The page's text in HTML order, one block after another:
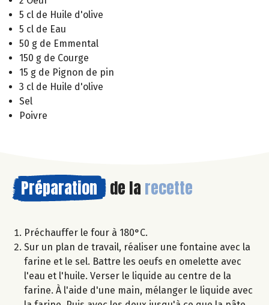
5 cl de Huile d'olive
5 cl de Eau
50 g de Emmental
150 g de Courge
15 g de Pignon de pin
3 cl de Huile d'olive
Sel
Poivre
Préparation de la recette
Préchauffer le four à 180°C.
Sur un plan de travail, réaliser une fontaine avec la
farine et le sel. Battre les oeufs en omelette avec
l'eau et l'huile. Verser le liquide au centre de la
farine. À l'aide d'une main, mélanger le liquide avec